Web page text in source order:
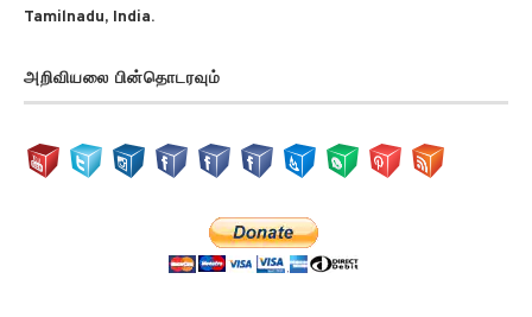
Tamilnadu, India.
அறிவியலை பின்தொடரவும்